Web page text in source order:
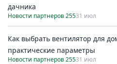
дачника
Новости партнеров 25531 июл
Как выбрать вентилятор для
практические параметры
Новости партнеров 25531 июл